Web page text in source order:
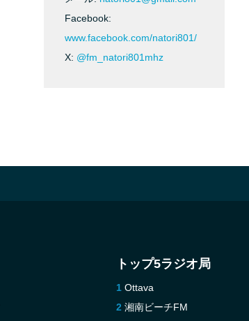
Facebook:
www.facebook.com/natori801/
X: @fm_natori801mhz
トップ5ラジオ局
Ottava
湘南ビーチFM